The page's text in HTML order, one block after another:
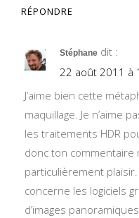
RÉPONDRE
Stéphane dit :
22 août 2011 à
J’aime bien cette
maquillage. Je n’aime
les traitements HDR
donc ton commentaire
particulièrement plaisir.
concerne les logiciels
d’images